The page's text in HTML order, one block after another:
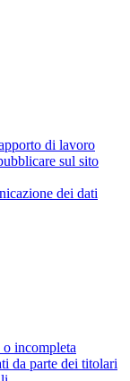
di lavoro
sul sito
dei dati
o incompleta
da parte dei titolari